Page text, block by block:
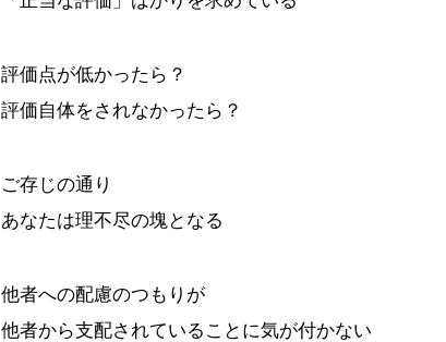
評価点が低かったら？
評価自体をされなかったら？
ご存じの通り
あなたは理不尽の塊となる
他者への配慮のつもりが
他者から支配されていることに気が付かない